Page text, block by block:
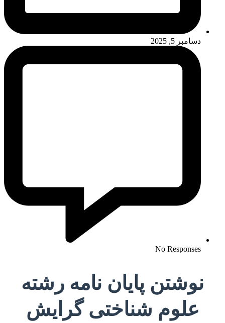
دسامبر 5, 2025
No Responses
نوشتن پایان نامه رشته
علوم شناختی گرایش